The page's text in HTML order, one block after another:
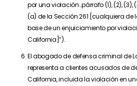
por una violación…párrafo (1), (2),
(a) de la Sección 261 [cualquiera de
base de un enjuiciamiento por
California]”).
El abogado de defensa criminal de
representa a clientes acusados de
California, incluida la violación en